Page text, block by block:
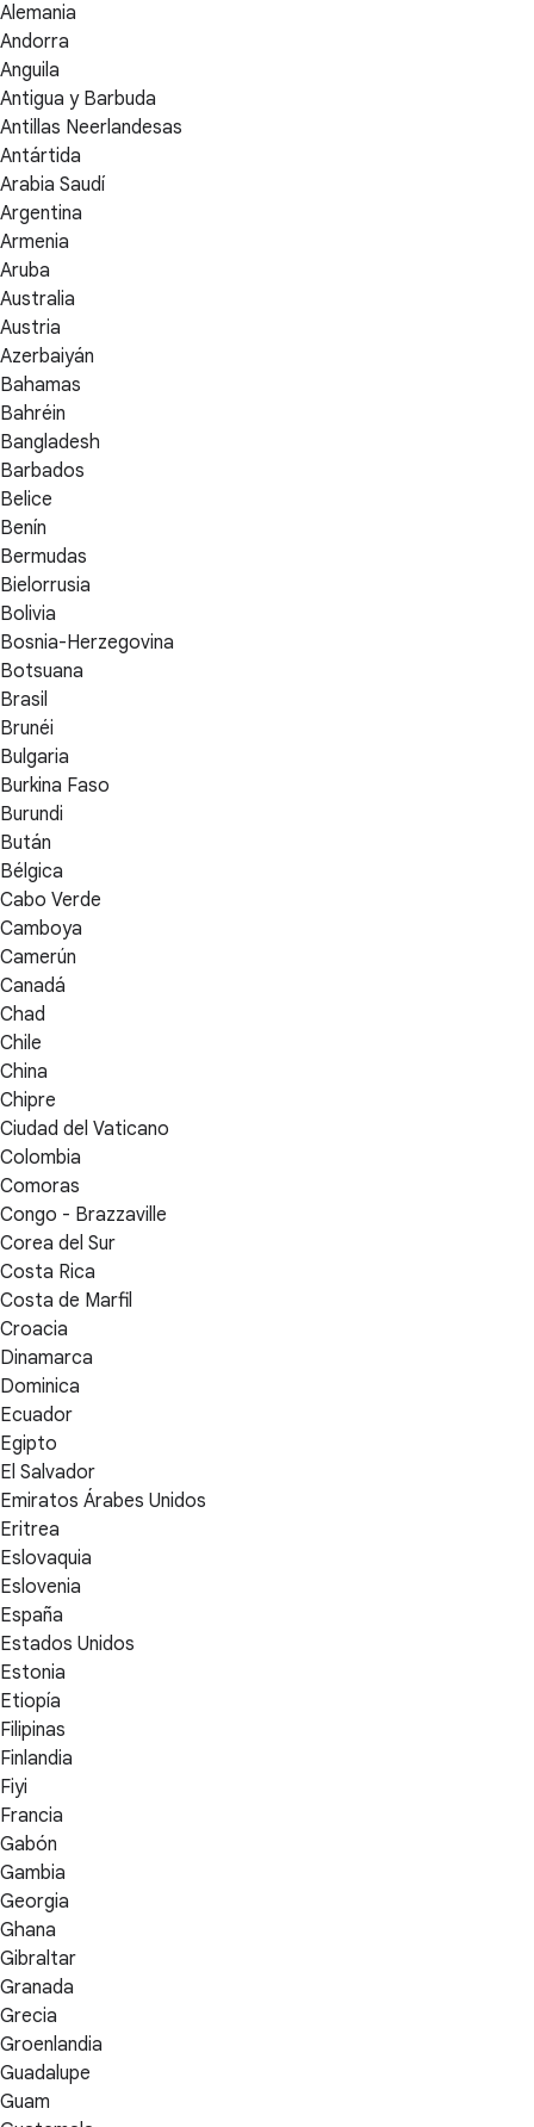
Alemania
Andorra
Anguila
Antigua y Barbuda
Antillas Neerlandesas
Antártida
Arabia Saudí
Argentina
Armenia
Aruba
Australia
Austria
Azerbaiyán
Bahamas
Bahréin
Bangladesh
Barbados
Belice
Benín
Bermudas
Bielorrusia
Bolivia
Bosnia-Herzegovina
Botsuana
Brasil
Brunéi
Bulgaria
Burkina Faso
Burundi
Bután
Bélgica
Cabo Verde
Camboya
Camerún
Canadá
Chad
Chile
China
Chipre
Ciudad del Vaticano
Colombia
Comoras
Congo - Brazzaville
Corea del Sur
Costa Rica
Costa de Marfil
Croacia
Dinamarca
Dominica
Ecuador
Egipto
El Salvador
Emiratos Árabes Unidos
Eritrea
Eslovaquia
Eslovenia
España
Estados Unidos
Estonia
Etiopía
Filipinas
Finlandia
Fiyi
Francia
Gabón
Gambia
Georgia
Ghana
Gibraltar
Granada
Grecia
Groenlandia
Guadalupe
Guam